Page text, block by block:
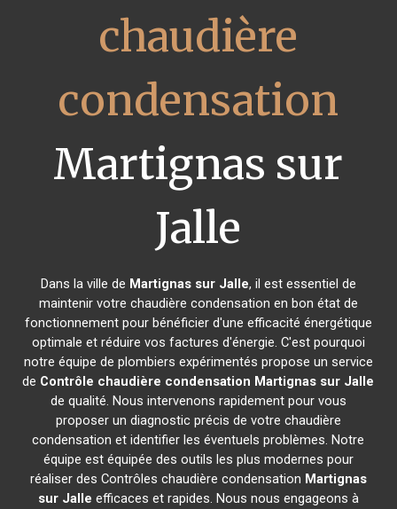
chaudière
condensation
Martignas sur
Jalle
Dans la ville de Martignas sur Jalle, il est essentiel de
maintenir votre chaudière condensation en bon état de
fonctionnement pour bénéficier d'une efficacité énergétique
optimale et réduire vos factures d'énergie. C'est pourquoi
notre équipe de plombiers expérimentés propose un service
de Contrôle chaudière condensation Martignas sur Jalle
de qualité. Nous intervenons rapidement pour vous
proposer un diagnostic précis de votre chaudière
condensation et identifier les éventuels problèmes. Notre
équipe est équipée des outils les plus modernes pour
réaliser des Contrôles chaudière condensation Martignas
sur Jalle efficaces et rapides. Nous nous engageons à